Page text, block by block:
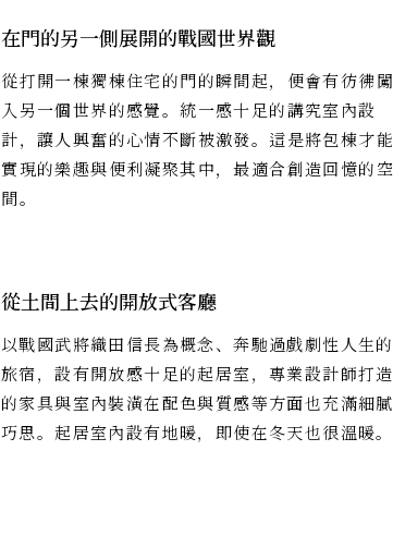
在門的另一側展開的戰國世界觀
從打開一棟獨棟住宅的門的瞬間起，便會有彷彿闖
入另一個世界的感覺。統一感十足的講究室內設
計，讓人興奮的心情不斷被激發。這是將包棟才能
實現的樂趣與便利凝聚其中，最適合創造回憶的空
間。
從土間上去的開放式客廳
以戰國武將織田信長為概念、奔馳過戲劇性人生的
旅宿，設有開放感十足的起居室，專業設計師打造
的家具與室內裝潢在配色與質感等方面也充滿細膩
巧思。起居室內設有地暖，即使在冬天也很溫暖。